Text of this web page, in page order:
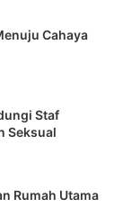
Cahaya
Staf
Seksual
Rumah Utama